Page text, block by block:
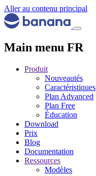
Aller au contenu principal
Main menu FR
Produit
Nouveautés
Caractéristiques
Plan Advanced
Plan Free
Éducation
Download
Prix
Blog
Documentation
Ressources
Modèles